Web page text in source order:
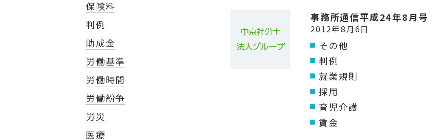
事務所通信平成24年8月号
2012年8月6日
その他
判例
就業規則
採用
育児介護
賃金
保険料
判例
助成金
労働基準
労働時間
労働紛争
労災
医療